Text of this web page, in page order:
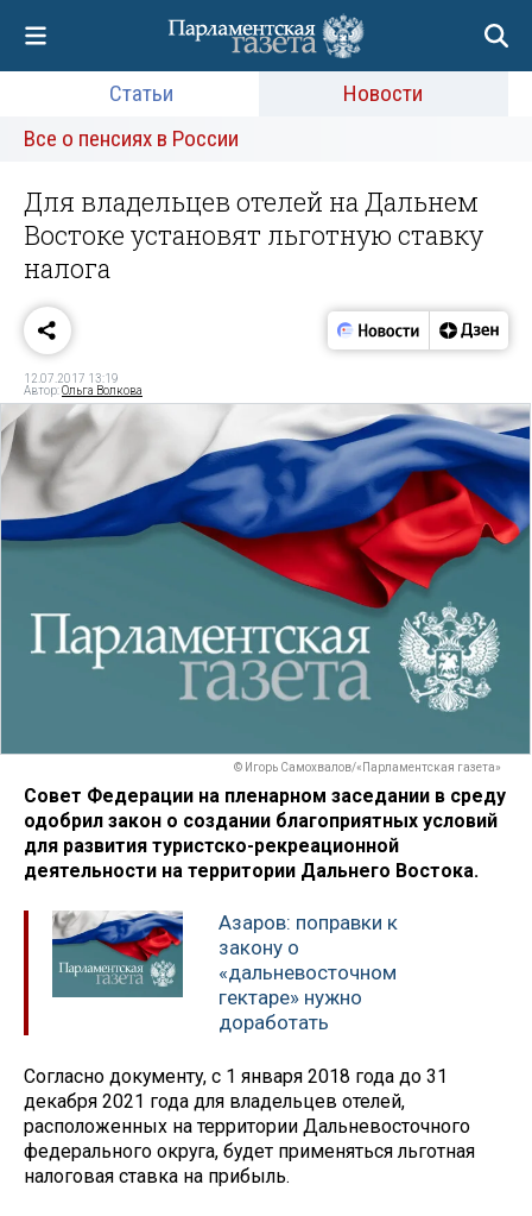
Статьи
Новости
Все о пенсиях в России
Для владельцев отелей на Дальнем
Востоке установят льготную ставку
налога
12.07.2017 13:19
Автор:Ольга Волкова
© Игорь Самохвалов/«Парламентская газета»
Совет Федерации на пленарном заседании в среду
одобрил закон о создании благоприятных условий
для развития туристско-рекреационной
деятельности на территории Дальнего Востока.
Азаров: поправки к
закону о
«дальневосточном
гектаре» нужно
доработать
Согласно документу, с 1 января 2018 года до 31
декабря 2021 года для владельцев отелей,
расположенных на территории Дальневосточного
федерального округа, будет применяться льготная
налоговая ставка на прибыль.